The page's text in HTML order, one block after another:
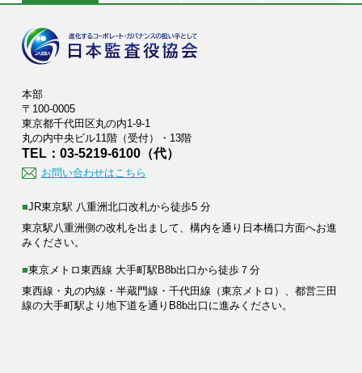
本部
〒100-0005
東京都千代田区丸の内1-9-1
丸の内中央ビル11階（受付）・13階
TEL：03-5219-6100（代）
お問い合わせはこちら
■JR東京駅 八重洲北口改札から徒歩5 分
東京駅八重洲側の改札を出まして、構内を通り日本橋口方面へお進
みください。
■東京メトロ東西線 大手町駅B8b出口から徒歩７分
東西線・丸の内線・半蔵門線・千代田線（東京メトロ）、都営三田
線の大手町駅より地下道を通りB8b出口に進みください。